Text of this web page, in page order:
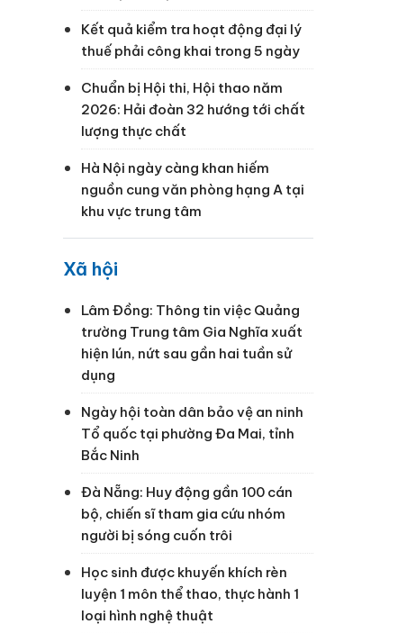
Kết quả kiểm tra hoạt động đại lý
thuế phải công khai trong 5 ngày
Chuẩn bị Hội thi, Hội thao năm
2026: Hải đoàn 32 hướng tới chất
lượng thực chất
Hà Nội ngày càng khan hiếm
nguồn cung văn phòng hạng A tại
khu vực trung tâm
Xã hội
Lâm Đồng: Thông tin việc Quảng
trường Trung tâm Gia Nghĩa xuất
hiện lún, nứt sau gần hai tuần sử
dụng
Ngày hội toàn dân bảo vệ an ninh
Tổ quốc tại phường Đa Mai, tỉnh
Bắc Ninh
Đà Nẵng: Huy động gần 100 cán
bộ, chiến sĩ tham gia cứu nhóm
người bị sóng cuốn trôi
Học sinh được khuyến khích rèn
luyện 1 môn thể thao, thực hành 1
loại hình nghệ thuật